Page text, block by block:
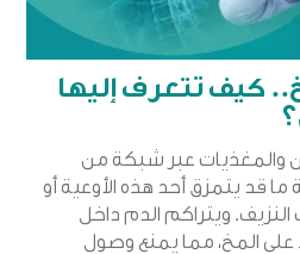
كيف تتعرف إليها
والمغذيات عبر شبكة من
ما قد يتمزق أحد هذه الأوعية أو
ويتراكم الدم داخل
المخ، مما يمنع وصول